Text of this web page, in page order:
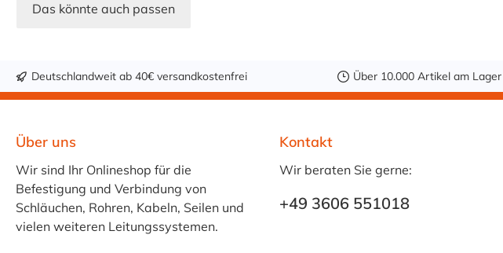
Das könnte auch passen
Deutschlandweit ab 40€ versandkostenfrei Über 10.000 Artikel am Lager
Über uns
Wir sind Ihr Onlineshop für die
Befestigung und Verbindung von
Schläuchen, Rohren, Kabeln, Seilen und
vielen weiteren Leitungssystemen.
Kontakt
Wir beraten Sie gerne:
+49 3606 551018